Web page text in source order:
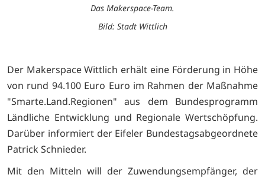
Das Makerspace-Team.
Bild: Stadt Wittlich
Der Makerspace Wittlich erhält eine Förderung in Höhe
von rund 94.100 Euro Euro im Rahmen der Maßnahme
"Smarte.Land.Regionen" aus dem Bundesprogramm
Ländliche Entwicklung und Regionale Wertschöpfung.
Darüber informiert der Eifeler Bundestagsabgeordnete
Patrick Schnieder.
Mit den Mitteln will der Zuwendungsempfänger, der